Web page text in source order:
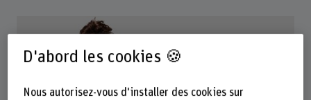
D'abord les cookies 🍪
Nous autorisez-vous d'installer des cookies sur